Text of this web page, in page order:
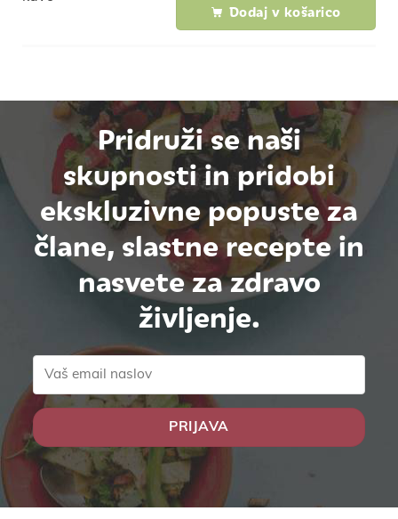
Dodaj v košarico
Pridruži se naši
skupnosti in pridobi
ekskluzivne popuste za
člane, slastne recepte in
nasvete za zdravo
življenje.